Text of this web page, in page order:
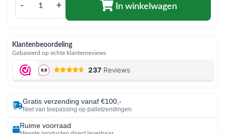
- + In winkelwagen
Klantenbeoordeling
Gebaseerd op echte klantenreviews
Gratis verzending vanaf €100,-
Niet van toepassing op palletzendingen
Ruime voorraad